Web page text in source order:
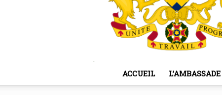
ACCUEIL L’AMBASSADE